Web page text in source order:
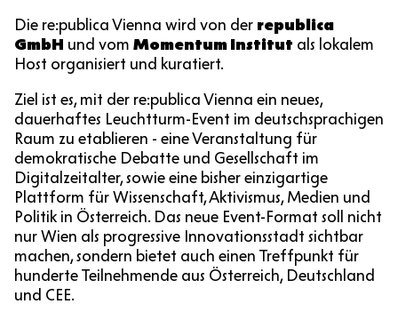
Die re:publica Vienna wird von der republica
GmbH und vom Momentum Institut als lokalem
Host organisiert und kuratiert.
Ziel ist es, mit der re:publica Vienna ein neues,
dauerhaftes Leuchtturm-Event im deutschsprachigen
Raum zu etablieren - eine Veranstaltung für
demokratische Debatte und Gesellschaft im
Digitalzeitalter, sowie eine bisher einzigartige
Plattform für Wissenschaft, Aktivismus, Medien und
Politik in Österreich. Das neue Event-Format soll nicht
nur Wien als progressive Innovationsstadt sichtbar
machen, sondern bietet auch einen Treffpunkt für
hunderte Teilnehmende aus Österreich, Deutschland
und CEE.